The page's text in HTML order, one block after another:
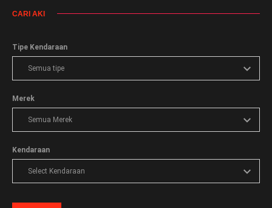
CARI AKI
Tipe Kendaraan
Merek
Kendaraan